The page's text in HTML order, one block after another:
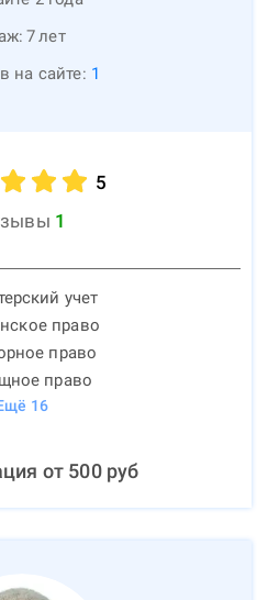
7лет
на сайте: 1
5
1
учет
право
право
право
16
от 500руб